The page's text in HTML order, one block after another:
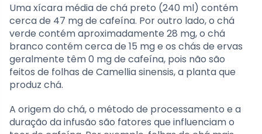
Uma xícara média de chá preto (240 ml) contém
cerca de 47 mg de cafeína. Por outro lado, o chá
verde contém aproximadamente 28 mg, o chá
branco contém cerca de 15 mg e os chás de ervas
geralmente têm 0 mg de cafeína, pois não são
feitos de folhas de Camellia sinensis, a planta que
produz chá.
A origem do chá, o método de processamento e a
duração da infusão são fatores que influenciam o